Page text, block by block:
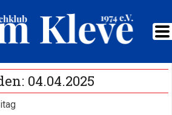
04.04.2025